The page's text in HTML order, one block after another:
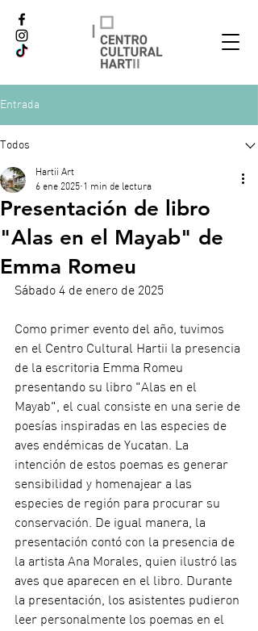
Entrada
Todos
Presentación de libro
"Alas en el Mayab" de
Emma Romeu
Hartii Art
6 ene 2025 1 min de lectura
Sábado 4 de enero de 2025
Como primer evento del año, tuvimos
en el Centro Cultural Hartii la presencia
de la escritoria Emma Romeu
presentando su libro "Alas en el
Mayab", el cual consiste en una serie de
poesías inspiradas en las especies de
aves endémicas de Yucatan. La
intención de estos poemas es generar
sensibilidad y homenajear a las
especies de región para procurar su
conservación. De igual manera, la
presentación contó con la presencia de
la artista Ana Morales, quien ilustró las
aves que aparecen en el libro. Durante
la presentación, los asistentes pudieron
leer personalmente los poemas en el